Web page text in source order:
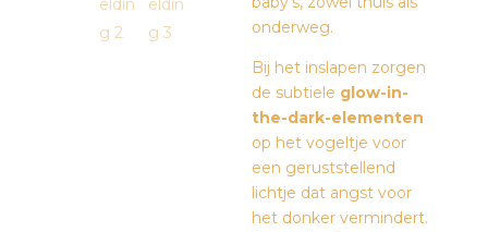
onderweg.
Bij het inslapen zorgen
de subtiele glow-in-
the-dark-elementen
op het vogeltje voor
een geruststellend
lichtje dat angst voor
het donker vermindert.